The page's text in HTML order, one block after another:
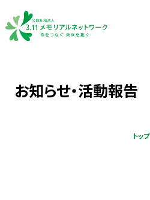
お知らせ・活動報告
トップ